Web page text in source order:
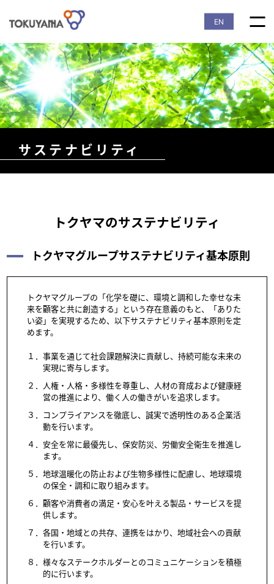
EN
サステナビリティ
トクヤマのサステナビリティ
トクヤマグループサステナビリティ基本原則
トクヤマグループの「化学を礎に、環境と調和した幸せな未
来を顧客と共に創造する」という存在意義のもと、「ありた
い姿」を実現するため、以下サステナビリティ基本原則を定
めます。
１．事業を通じて社会課題解決に貢献し、持続可能な未来の
実現に寄与します。
２．人権・人格・多様性を尊重し、人材の育成および健康経
営の推進により、働く人の働きがいを追求します。
３．コンプライアンスを徹底し、誠実で透明性のある企業活
動を行います。
４．安全を常に最優先し、保安防災、労働安全衛生を推進し
ます。
５．地球温暖化の防止および生物多様性に配慮し、地球環境
の保全・調和に取り組みます。
６．顧客や消費者の満足・安心を叶える製品・サービスを提
供します。
７．各国・地域との共存、連携をはかり、地域社会への貢献
を行います。
８．様々なステークホルダーとのコミュニケーションを積極
的に行います。